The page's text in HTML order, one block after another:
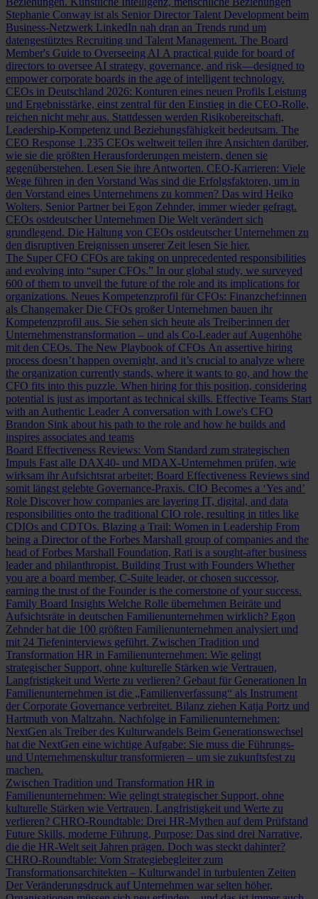
Stephanie Conway ist als Senior Director Talent Development beim
Business-Netzwerk LinkedIn nah dran an Trends rund um
datengestütztes Recruiting und Talent Management. The Board
Member's Guide to Overseeing AI A practical guide for board of
directors to oversee AI strategy, governance, and risk—designed to
empower corporate boards in the age of intelligent technology.
CEOs in Deutschland 2026: Konturen eines neuen Profils Leistung
und Ergebnisstärke, einst zentral für den Einstieg in die CEO-Rolle,
reichen nicht mehr aus. Stattdessen werden Risikobereitschaft,
Leadership-Kompetenz und Beziehungsfähigkeit bedeutsam. The
CEO Response 1.235 CEOs weltweit teilen ihre Ansichten darüber,
wie sie die größten Herausforderungen meistern, denen sie
gegenüberstehen. Lesen Sie ihre Antworten. CEO-Karrieren: Viele
Wege führen in den Vorstand Was sind die Erfolgsfaktoren, um in
den Vorstand eines Unternehmens zu kommen? Das wird Heiko
Wolters, Senior Partner bei Egon Zehnder, immer wieder gefragt.
CEOs ostdeutscher Unternehmen Die Welt verändert sich
grundlegend. Die Haltung von CEOs ostdeutscher Unternehmen zu
den disruptiven Ereignissen unserer Zeit lesen Sie hier.
The Super CFO CFOs are taking on unprecedented responsibilities
and evolving into “super CFOs.” In our global study, we surveyed
600 of them to unveil the future of the role and its implications for
organizations. Neues Kompetenzprofil für CFOs: Finanzchef:innen
als Changemaker Die CFOs großer Unternehmen bauen ihr
Kompetenzprofil aus. Sie sehen sich heute als Treiber:innen der
Unternehmenstransformation – und als Co-Leader auf Augenhöhe
mit den CEOs. The New Playbook of CFOs An assertive hiring
process doesn’t happen overnight, and it’s crucial to analyze where
the organization currently stands, where it wants to go, and how the
CFO fits into this puzzle. When hiring for this position, considering
potential is just as important as technical skills. Effective Teams Start
with an Authentic Leader A conversation with Lowe's CFO
Brandon Sink about his path to the role and how he builds and
inspires associates and teams
Board Effectiveness Reviews: Vom Standard zum strategischen
Impuls Fast alle DAX40- und MDAX-Unternehmen prüfen, wie
wirksam ihr Aufsichtsrat arbeitet; Board Effectiveness Reviews sind
somit längst gelebte Governance-Praxis. CIO Becomes a ‘Yes and’
Role Discover how companies are layering IT, digital, and data
responsibilities onto the traditional CIO role, resulting in titles like
CDIOs and CDTOs. Blazing a Trail: Women in Leadership From
being a Director of the Forbes Marshall group of companies and the
head of Forbes Marshall Foundation, Rati is a sought-after business
leader and philanthropist. Building Trust with Founders Whether
you are a board member, C-Suite leader, or chosen successor,
earning the trust of the Founder is the cornerstone of your success.
Family Board Insights Welche Rolle übernehmen Beiräte und
Aufsichtsräte in deutschen Familienunternehmen wirklich? Egon
Zehnder hat die 100 größten Familienunternehmen analysiert und
mit 24 Tiefeninterviews geführt. Zwischen Tradition und
Transformation HR in Familienunternehmen: Wie gelingt
strategischer Support, ohne kulturelle Stärken wie Vertrauen,
Langfristigkeit und Werte zu verlieren? Gebaut für Generationen In
Familienunternehmen ist die „Familienverfassung“ als Instrument
der Corporate Governance verbreitet. Bilanz ziehen Katja Portz und
Hartmuth von Maltzahn. Nachfolge in Familienunternehmen:
NextGen als Treiber des Kulturwandels Beim Generationswechsel
hat die NextGen eine wichtige Aufgabe: Sie muss die Führungs-
und Unternehmenskultur transformieren – um sie zukunftsfest zu
machen.
Zwischen Tradition und Transformation HR in
Familienunternehmen: Wie gelingt strategischer Support, ohne
kulturelle Stärken wie Vertrauen, Langfristigkeit und Werte zu
verlieren? CHRO-Roundtable: Drei HR-Mythen auf dem Prüfstand
Future Skills, moderne Führung, Purpose: Das sind drei Narrative,
die die HR-Welt seit Jahren prägen. Doch was steckt dahinter?
CHRO-Roundtable: Vom Strategiebegleiter zum
Transformationsarchitekten – Kulturwandel in turbulenten Zeiten
Der Veränderungsdruck auf Unternehmen war selten höher,